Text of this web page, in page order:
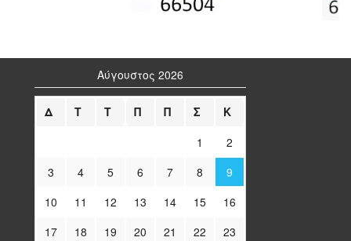
Αύγουστος 2026
Δ Τ Τ Π Π Σ
Κ
1
2
3
4 5 6 7 8
9
10
11 12 13 14 15
16
17
18 19 20 21 22
23